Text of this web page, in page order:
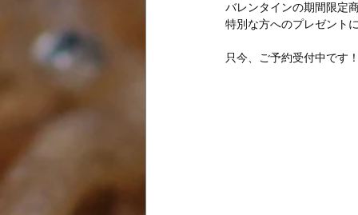
バレンタインの期間限定
特別な方へのプレゼント
只今、ご予約受付中です！